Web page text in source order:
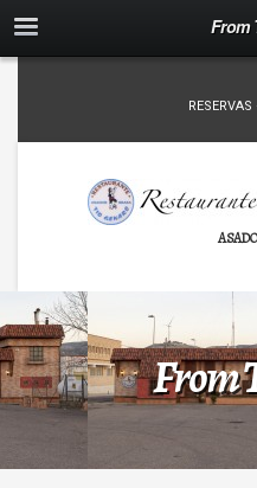
From
From